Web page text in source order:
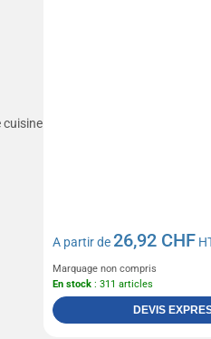
A partir de26,92 CHF
Marquage non compris
En stock : 311 articles
DEVIS